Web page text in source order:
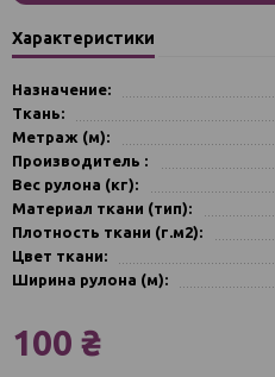
Характеристики
Назначение:
Ткань:
Метраж (м):
Производитель :
Вес рулона (кг):
Материал ткани (тип):
Плотность ткани (г.м2):
Цвет ткани:
Ширина рулона (м):
100 ₴